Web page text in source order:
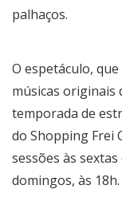
palhaços.
O espetáculo,
músicas originais
temporada de
do Shopping Frei
sessões às
domingos, às 18h.